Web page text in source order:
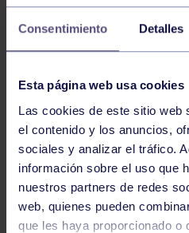
Consentimiento Detalles
Esta página web usa cookies
Las cookies de este sitio web
el contenido y los anuncios,
sociales y analizar el tráfico.
información sobre el uso que
nuestros partners de redes
web, quienes pueden
que les haya proporcionado o
NOTICIAS
Hockey 28 Jul 2026